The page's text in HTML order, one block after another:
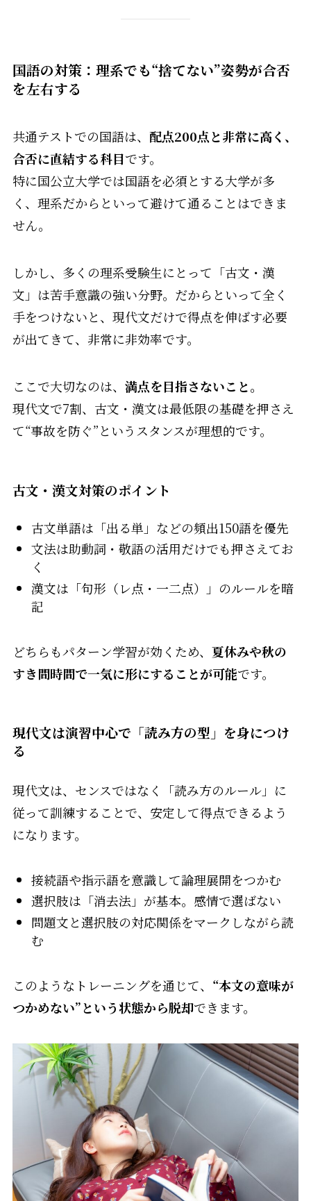
国語の対策：理系でも“捨てない”姿勢が合否
を左右する
共通テストでの国語は、 配点200点と非常に高く、
合否に直結する科目です。
特に国公立大学では国語を必須とする大学が多
く、理系だからといって避けて通ることはできま
せん。
しかし、多くの理系受験生にとって「古文・漢
文」は苦手意識の強い分野。だからといって全く
手をつけないと、現代文だけで得点を伸ばす必要
が出てきて、非常に非効率です。
ここで大切なのは、 満点を目指さないこと。
現代文で7割、古文・漢文は最低限の基礎を押さえ
て“事故を防ぐ”というスタンスが理想的です。
古文・漢文対策のポイント
古文単語は「出る単」などの頻出150語を優先
文法は助動詞・敬語の活用だけでも押さえてお
く
漢文は「句形（レ点・一二点）」のルールを暗
記
どちらもパターン学習が効くため、 夏休みや秋の
すき間時間で一気に形にすることが可能です。
現代文は演習中心で「読み方の型」を身につけ
る
現代文は、センスではなく「読み方のルール」に
従って訓練することで、安定して得点できるよう
になります。
接続語や指示語を意識して論理展開をつかむ
選択肢は「消去法」が基本。感情で選ばない
問題文と選択肢の対応関係をマークしながら読
む
このようなトレーニングを通じて、 “本文の意味が
つかめない”という状態から脱却できます。